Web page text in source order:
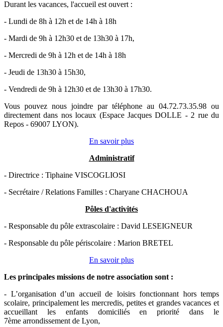
Durant les vacances, l'accueil est ouvert :
- Lundi de 8h à 12h et de 14h à 18h
- Mardi de 9h à 12h30 et de 13h30 à 17h,
- Mercredi de 9h à 12h et de 14h à 18h
- Jeudi de 13h30 à 15h30,
- Vendredi de 9h à 12h30 et de 13h30 à 17h30.
Vous pouvez nous joindre par téléphone au 04.72.73.35.98 ou
directement dans nos locaux (Espace Jacques DOLLE - 2 rue du
Repos - 69007 LYON).
En savoir plus
Administratif
- Directrice : Tiphaine VISCOGLIOSI
- Secrétaire / Relations Familles : Charyane CHACHOUA
Pôles d'activités
- Responsable du pôle extrascolaire : David LESEIGNEUR
- Responsable du pôle périscolaire : Marion BRETEL
En savoir plus
Les principales missions de notre association sont :
- L’organisation d’un accueil de loisirs fonctionnant hors temps
scolaire, principalement les mercredis, petites et grandes vacances et
accueillant les enfants domiciliés en priorité dans le
7ème arrondissement de Lyon,